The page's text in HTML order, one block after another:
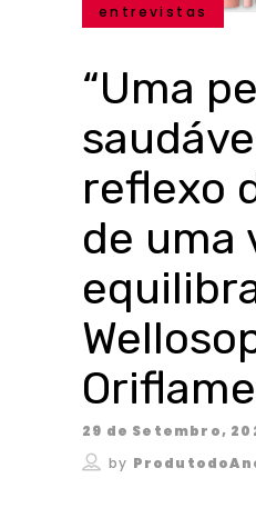
entrevistas
“Uma
reflexo
de uma
Oriflame
29 de Setembro,
by